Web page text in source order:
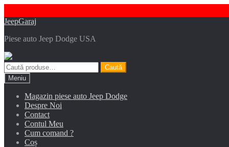
Sari
navigare
Sari
conținut
JeepGaraj
Piese auto Jeep Dodge USA
Caută
după:
Caută
Meniu
Magazin piese auto Jeep Dodge
Despre Noi
Contact
Contul Meu
Cum comand ?
Coș